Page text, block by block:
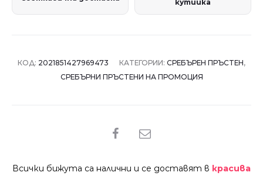
кутийка
КОД: 2021851427969473 КАТЕГОРИИ: СРЕБЪРЕН ПРЪСТЕН,
СРЕБЪРНИ ПРЪСТЕНИ НА ПРОМОЦИЯ
SHARE
Всички бижута са налични и се доставят в красива